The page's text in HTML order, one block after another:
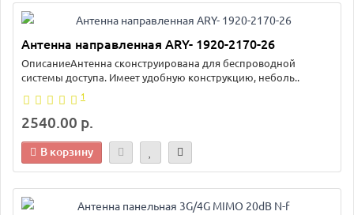
Антенна направленная ARY- 1920-2170-26
ОписаниеАнтенна сконструирована для беспроводной
системы доступа. Имеет удобную конструкцию, неболь..
1
2540.00 р.
В корзину